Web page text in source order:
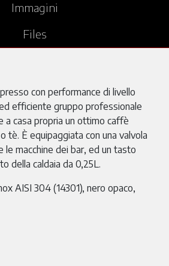
Immagini
Files
con performance di livello
efficiente gruppo professionale
casa propria un ottimo caffè
tè. È equipaggiata con una valvola
le macchine dei bar, ed un tasto
della caldaia da 0,25L.
AISI 304 (14301), nero opaco,